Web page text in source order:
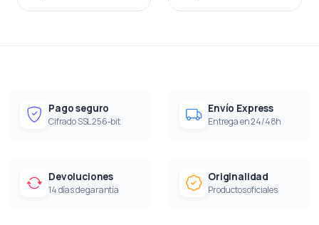
Pago seguro
Cifrado SSL 256-bit
Envío Express
Entrega en 24/48h
Devoluciones
14 días de garantía
Originalidad
Productos oficiales